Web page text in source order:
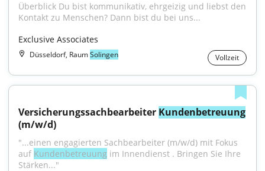
Überblick Du bist kommunikativ, ehrgeizig und liebst den
Kontakt zu Menschen? Dann bist du bei uns...
Exclusive Associates
Düsseldorf, RaumSolingen Vollzeit
Versicherungssachbearbeiter Kundenbetreuung
(m/w/d)
"...einen engagierten Sachbearbeiter (m/w/d) mit Fokus
auf Kundenbetreuung im Innendienst . Bringen Sie Ihre
Stärken..."